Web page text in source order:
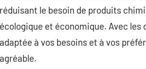
réduisant le besoin de produits
écologique et économique. Avec
adaptée à vos besoins et à vos
agréable.